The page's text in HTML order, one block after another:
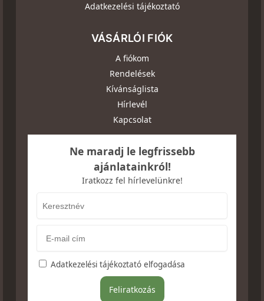
Adatkezelési tájékoztató
VÁSÁRLÓI FIÓK
A fiókom
Rendelések
Kívánságlista
Hírlevél
Kapcsolat
Ne maradj le legfrissebb
ajánlatainkról!
Iratkozz fel hírlevelünkre!
Adatkezelési tájékoztató elfogadása